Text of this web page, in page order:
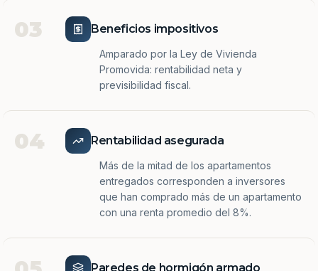
03 Beneficios impositivos
Amparado por la Ley de Vivienda
Promovida: rentabilidad neta y
previsibilidad fiscal.
04 Rentabilidad asegurada
Más de la mitad de los apartamentos
entregados corresponden a inversores
que han comprado más de un apartamento
con una renta promedio del 8%.
Paredes de hormigón armado